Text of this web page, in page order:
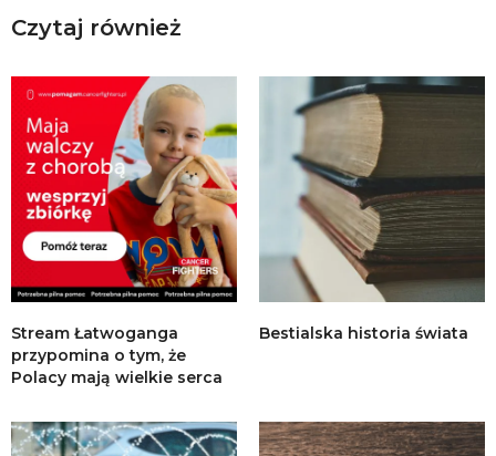
Czytaj również
Stream Łatwoganga
przypomina o tym, że
Polacy mają wielkie serca
Bestialska historia świata